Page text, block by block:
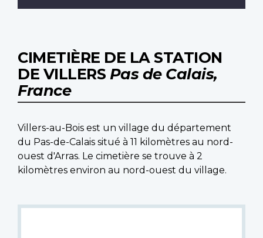
CIMETIÈRE DE LA STATION
DE VILLERS Pas de Calais,
France
Villers-au-Bois est un village du département
du Pas-de-Calais situé à 11 kilomètres au nord-
ouest d'Arras. Le cimetière se trouve à 2
kilomètres environ au nord-ouest du village.